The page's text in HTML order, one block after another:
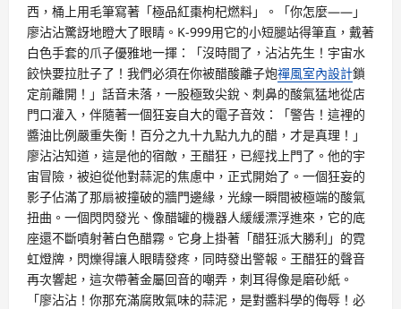
西，桶上用毛筆寫著「極品紅棗枸杞燃料」。「你怎麼——」
廖沾沾驚訝地瞪大了眼睛。K-999用它的小短腿站得筆直，戴著
白色手套的爪子優雅地一揮：「沒時間了，沾沾先生！宇宙水
餃快要拉肚子了！我們必須在你被醋酸離子炮禪風室內設計鎖
定前離開！」話音未落，一股極致尖銳、刺鼻的酸氣猛地從店
門口灌入，伴隨著一個狂妄自大的電子音效：「警告！這裡的
醬油比例嚴重失衡！百分之九十九點九九的醋，才是真理！」
廖沾沾知道，這是他的宿敵，王醋狂，已經找上門了。他的宇
宙冒險，被迫從他對蒜泥的焦慮中，正式開始了。一個狂妄的
影子佔滿了那扇被撞破的牆門邊緣，光線一瞬間被極端的酸氣
扭曲。一個閃閃發光、像醋罐的機器人緩緩漂浮進來，它的底
座還不斷噴射著白色醋霧。它身上掛著「醋狂派大勝利」的霓
虹燈牌，閃爍得讓人眼睛發疼，同時發出警報。王醋狂的聲音
再次響起，這次帶著金屬回音的嘲弄，刺耳得像是磨砂紙。
「廖沾沾！你那充滿腐敗氣味的蒜泥，是對醬料學的侮辱！必